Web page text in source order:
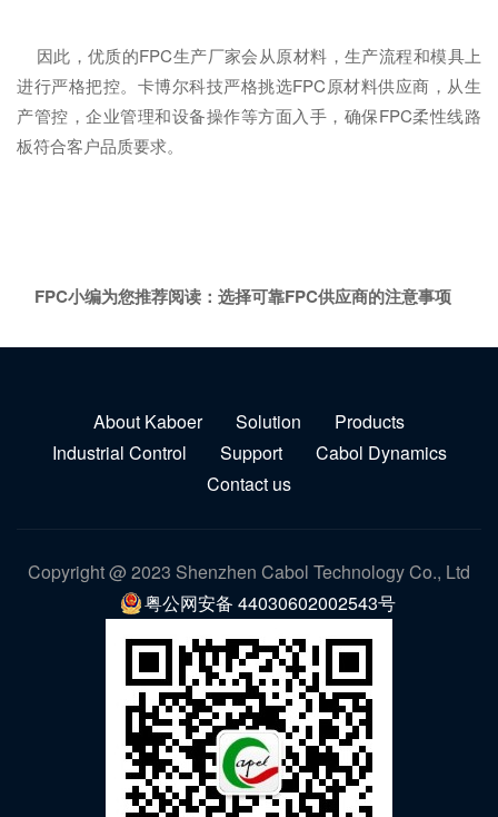
因此，优质的FPC生产厂家会从原材料，生产流程和模具上
进行严格把控。卡博尔科技严格挑选FPC原材料供应商，从生
产管控，企业管理和设备操作等方面入手，确保FPC柔性线路
板符合客户品质要求。
FPC小编为您推荐阅读： 选择可靠FPC供应商的注意事项
About Kaboer Solution
Products
Industrial Control
Support
Cabol Dynamics
Contact us
Copyright @ 2023 Shenzhen Cabol Technology Co., Ltd
粤公网安备 44030602002543号